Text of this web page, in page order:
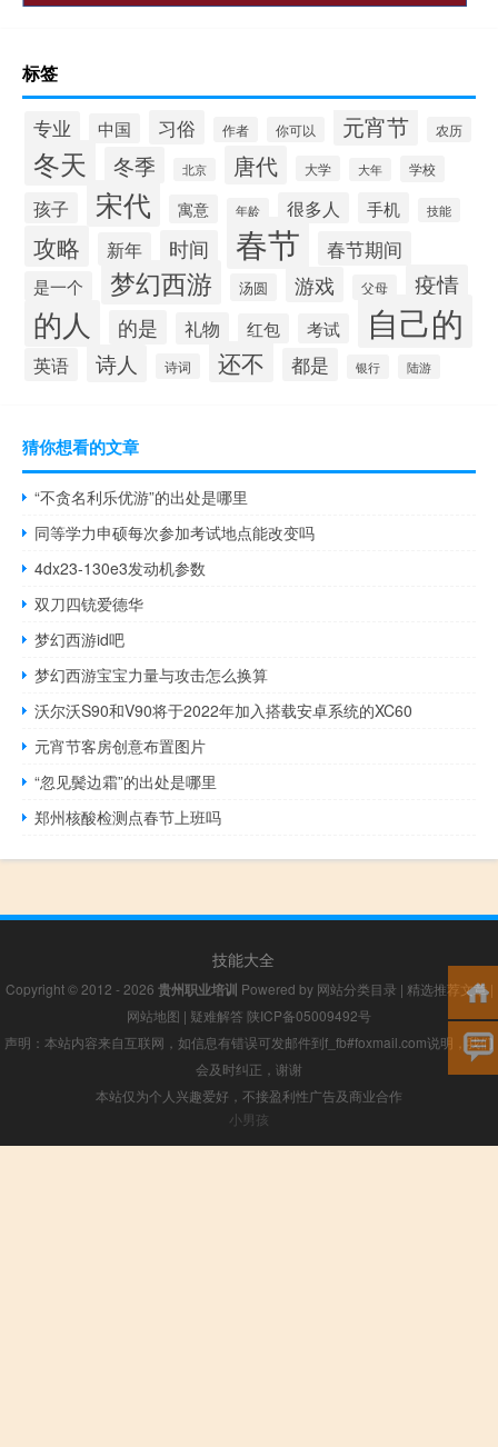
标签
专业 中国 习俗 作者 你可以 元宵节 农历
冬天 冬季 北京 唐代 大学 大年 学校
孩子 宋代 寓意 年龄 很多人 手机 技能
攻略 新年 时间 春节 春节期间
是一个 梦幻西游 汤圆 游戏 父母 疫情
的人 的是 礼物 红包 考试 自己的
英语 诗人 诗词 还不 都是 银行 陆游
猜你想看的文章
“不贪名利乐优游”的出处是哪里
同等学力申硕每次参加考试地点能改变吗
4dx23-130e3发动机参数
双刀四铳爱德华
梦幻西游id吧
梦幻西游宝宝力量与攻击怎么换算
沃尔沃S90和V90将于2022年加入搭载安卓系统的XC60
元宵节客房创意布置图片
“忽见鬓边霜”的出处是哪里
郑州核酸检测点春节上班吗
技能大全
Copyright © 2012 - 2026 贵州职业培训 Powered by 网站分类目录 | 精选推荐文章|
网站地图 | 疑难解答 陕ICP备05009492号
声明：本站内容来自互联网，如信息有错误可发邮件到f_fb#foxmail.com说明，我们
会及时纠正，谢谢
本站仅为个人兴趣爱好，不接盈利性广告及商业合作
小男孩